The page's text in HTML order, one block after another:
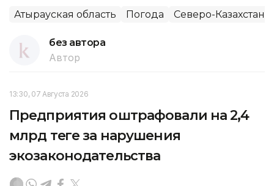
Атырауская область Погода Северо-
без автора
Автор
13:30, 07 Августа 2026
Предприятия оштрафовали на 2,4
млрд теңге за нарушения
экозаконодательства